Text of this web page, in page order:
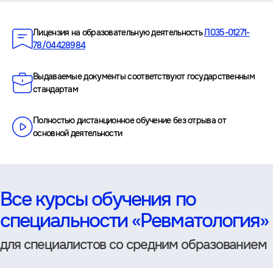
Лицензия на образовательную деятельностьЛ035-01271-
78/04428984
Выдаваемые документы соответствуют государственным
стандартам
Полностью дистанционное обучение без отрыва от
основной деятельности
Все курсы обучения по
специальности «Ревматология»
для специалистов со средним образованием